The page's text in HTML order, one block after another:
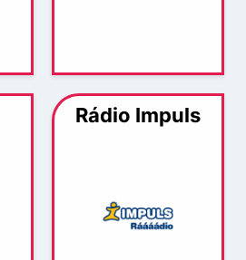
Rádio Impuls